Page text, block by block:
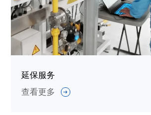
延保服务
查看更多